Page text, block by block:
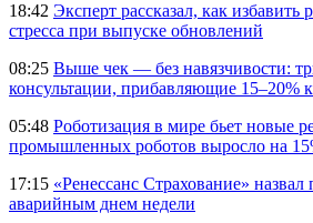
18:42 Эксперт рассказал, как избавить
стресса при выпуске обновлений
08:25 Выше чек — без навязчивости:
консультации, прибавляющие 15–20%
05:48 Роботизация в мире бьет новые
промышленных роботов выросло на
17:15 «Ренессанс Страхование»
аварийным днем недели